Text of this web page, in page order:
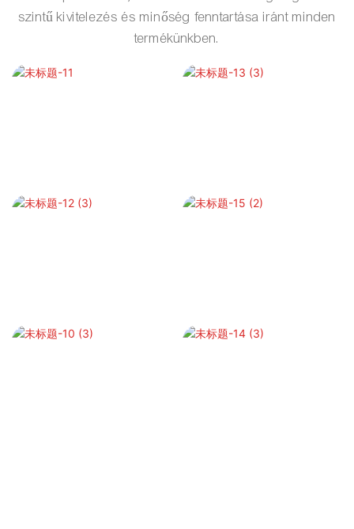
szintű kivitelezés és minőség fenntartása iránt minden
termékünkben.